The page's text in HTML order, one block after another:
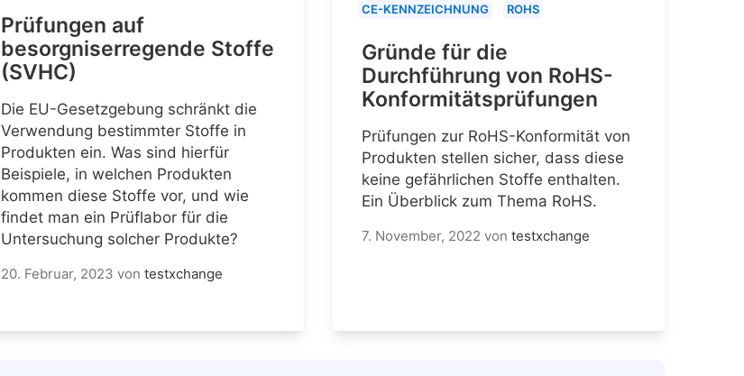
Prüfungen auf
besorgniserregende Stoffe
(SVHC)
Die EU-Gesetzgebung schränkt die
Verwendung bestimmter Stoffe in
Produkten ein. Was sind hierfür
Beispiele, in welchen Produkten
kommen diese Stoffe vor, und wie
findet man ein Prüflabor für die
Untersuchung solcher Produkte?
20. Februar, 2023 von testxchange
CE-KENNZEICHNUNG
ROHS
Gründe für die
Durchführung von RoHS-
Konformitätsprüfungen
Prüfungen zur RoHS-Konformität von
Produkten stellen sicher, dass diese
keine gefährlichen Stoffe enthalten.
Ein Überblick zum Thema RoHS.
7. November, 2022 von testxchange